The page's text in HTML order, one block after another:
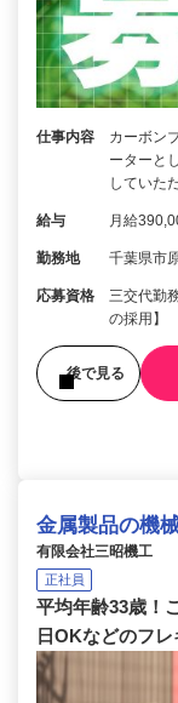
仕事内容
カーボン
ーターと
していた
給与 月給
勤務地 千葉県市
応募資格
三交代勤
の採用】
後で見る
金属製品の機
有限会社三昭機工
正社員
平均年齢33歳！
日OKなどのフ